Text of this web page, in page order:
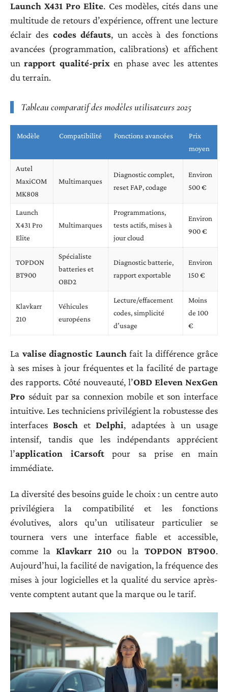
Launch X431 Pro Elite. Ces modèles, cités dans une
multitude de retours d’expérience, offrent une lecture
éclair des codes défauts, un accès à des fonctions
avancées (programmation, calibrations) et affichent
unrapport qualité-prixen phase avec les attentes
du terrain.
Tableau comparatif des modèles utilisateurs 2025
Modèle Compatibilité Fonctions avancées
Prix
moyen
Autel
MaxiCOM
MK808
Multimarques
Diagnostic complet,
reset FAP, codage
Environ
500 €
Launch
X431 Pro
Elite
Multimarques
Programmations,
tests actifs, mises à
jour cloud
Environ
900 €
TOPDON
BT900
Spécialiste
batteries et
OBD2
Diagnostic batterie,
rapport exportable
Environ
150 €
Klavkarr
210
Véhicules
européens
Lecture/effacement
codes, simplicité
d’usage
Moins
de 100
€
La valise diagnostic Launchfait la différence grâce
à ses mises à jour fréquentes et la facilité de partage
des rapports. Côté nouveauté, l’OBD Eleven NexGen
Pro séduit par sa connexion mobile et son interface
intuitive. Les techniciens privilégient la robustesse des
interfacesBosch etDelphi, adaptées à un usage
intensif, tandis que les indépendants apprécient
l’application iCarsoftpour sa prise en main
immédiate.
La diversité des besoins guide le choix : un centre auto
privilégiera la compatibilité et les fonctions
évolutives, alors qu’un utilisateur particulier se
tournera vers une interface fiable et accessible,
comme la Klavkarr 210 ou la TOPDON BT900.
Aujourd’hui, la facilité de navigation, la fréquence des
mises à jour logicielles et la qualité du service après-
vente comptent autant que la marque ou le tarif.